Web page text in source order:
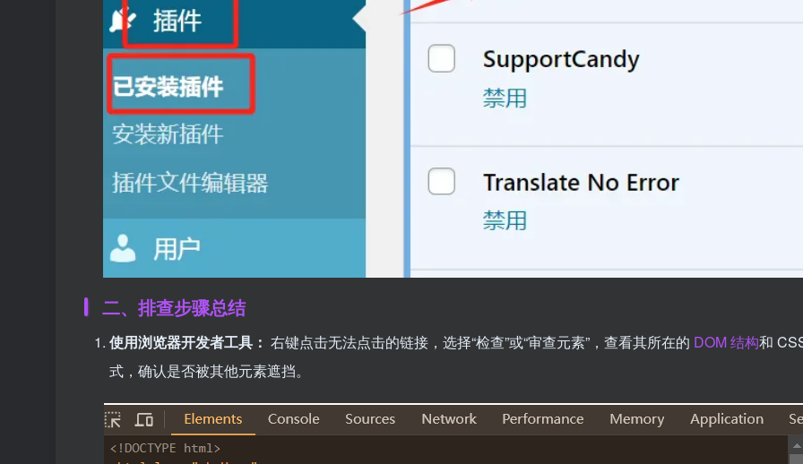
二、排查步骤总结
使用浏览器开发者工具： 右键点击无法点击的链接，选择“检查”或“审查元素”，查看其所在的 DOM 结构和
式，确认是否被其他元素遮挡。